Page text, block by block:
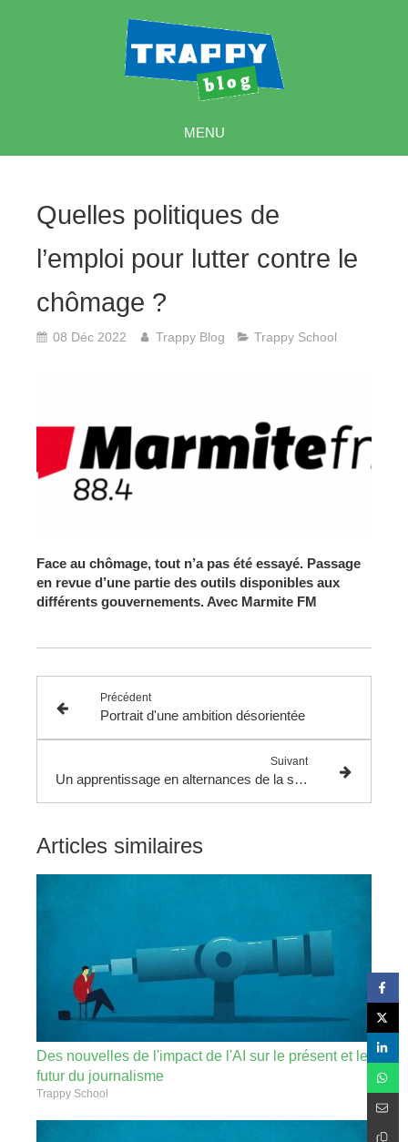
MENU
Quelles politiques de
l’emploi pour lutter contre le
chômage ?
08 Déc 2022 Trappy Blog Trappy School
Face au chômage, tout n’a pas été essayé. Passage
en revue d’une partie des outils disponibles aux
différents gouvernements. Avec Marmite FM
Précédent
Portrait d'une ambition désorientée
Suivant
Un apprentissage en alternances de la souffrance au travail
Articles similaires
Des nouvelles de l'impact de l'AI sur le présent et le
futur du journalisme
Trappy School